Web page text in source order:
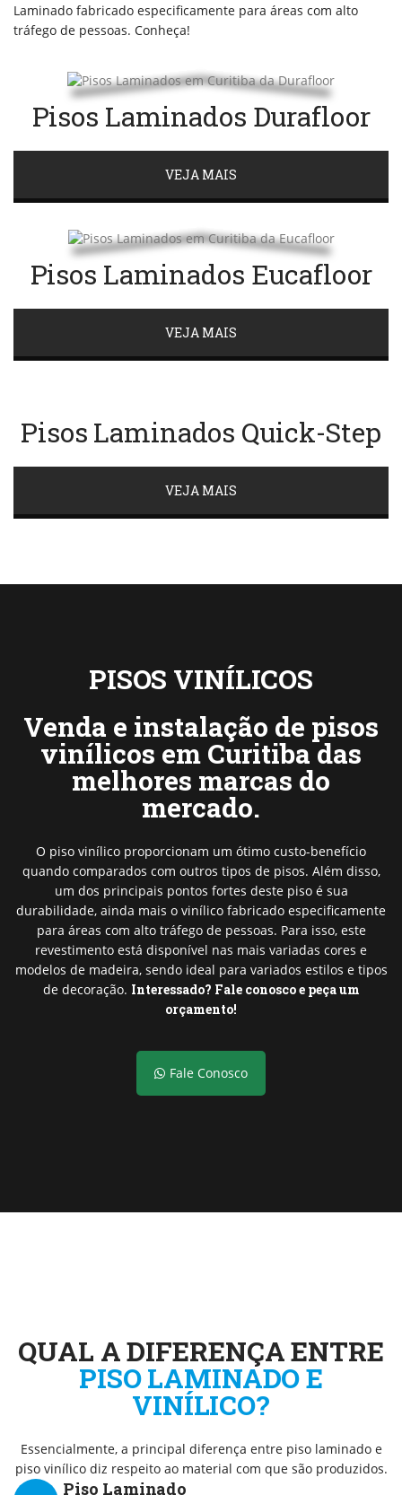
Laminado fabricado especificamente para áreas com alto
tráfego de pessoas. Conheça!
Pisos Laminados Durafloor
VEJA MAIS
Pisos Laminados Eucafloor
VEJA MAIS
Pisos Laminados Quick-Step
VEJA MAIS
PISOS VINÍLICOS
Venda e instalação de pisos
vinílicos em Curitiba das
melhores marcas do
mercado.
O piso vinílico proporcionam um ótimo custo-benefício
quando comparados com outros tipos de pisos. Além disso,
um dos principais pontos fortes deste piso é sua
durabilidade, ainda mais o vinílico fabricado especificamente
para áreas com alto tráfego de pessoas. Para isso, este
revestimento está disponível nas mais variadas cores e
modelos de madeira, sendo ideal para variados estilos e tipos
de decoração. Interessado? Fale conosco e peça um
orçamento!
Fale Conosco
QUAL A DIFERENÇA ENTRE
PISO LAMINADO E
VINÍLICO?
Essencialmente, a principal diferença entre piso laminado e
piso vinílico diz respeito ao material com que são produzidos.
Piso Laminado